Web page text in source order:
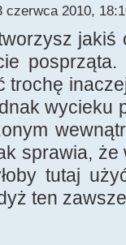
czerwca 2010,
jakiś
posprząta.
trochę
wycieku
sprawia,
tutaj
ten